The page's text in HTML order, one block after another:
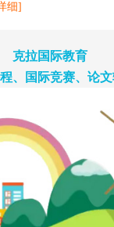
细]
克拉国际教育
、国际竞赛、论